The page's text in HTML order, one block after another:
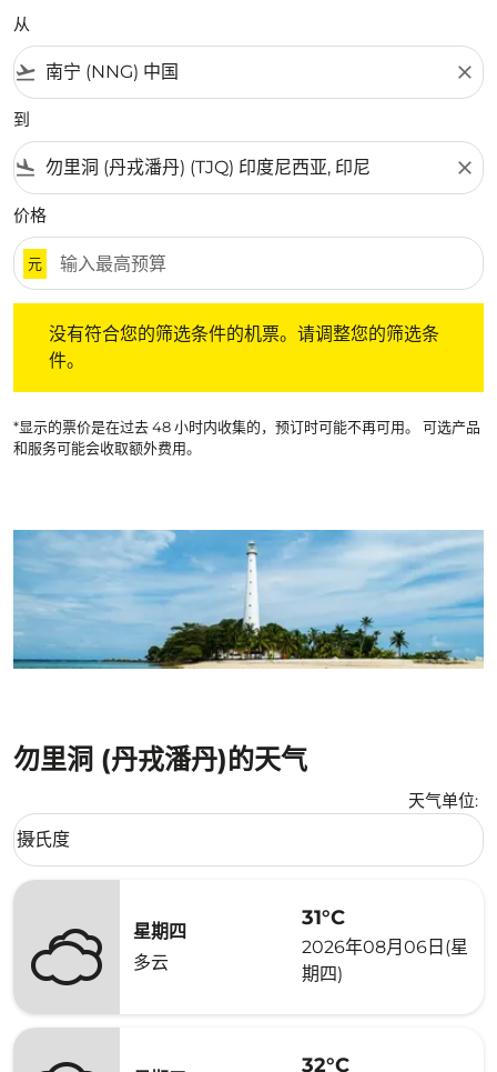
从
flight_takeoff close
到
flight_land close
价格
元
没有符合您的筛选条件的机票。请调整您的筛选条
件。
*显示的票价是在过去 48 小时内收集的，预订时可能不再可用。 可选产品
和服务可能会收取额外费用。
勿里洞 (丹戎潘丹)的天气
天气单位:
Weather unit option 摄氏度 Selected
摄氏度
keyboard_arrow_down
星期四
多云
31°C
2026年08月06日(星
期四)
32°C